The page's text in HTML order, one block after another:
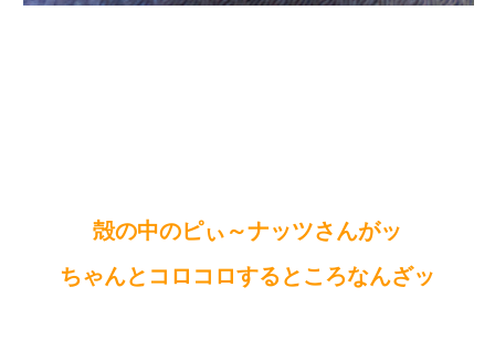
殻の中のピぃ～ナッツさんがッ
ちゃんとコロコロするところなんざッ